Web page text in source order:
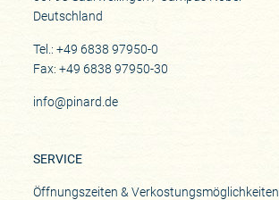
Deutschland
Tel.: +49 6838 97950-0
Fax: +49 6838 97950-30
info@pinard.de
SERVICE
Öffnungszeiten & Verkostungsmöglichkeiten